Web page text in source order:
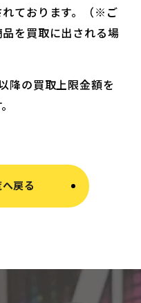
ております。（※ご
を買取に出される場
降の買取上限金額を
戻る